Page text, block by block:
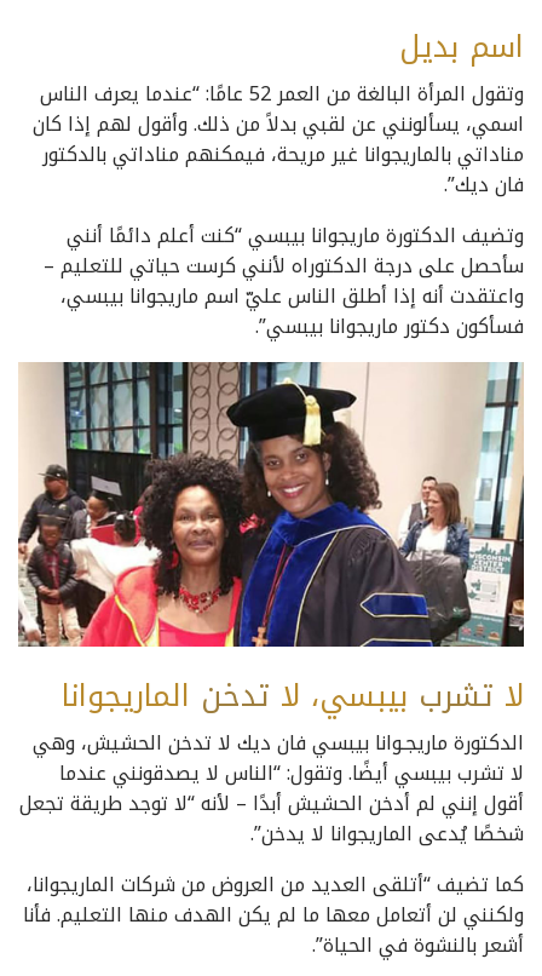
اسم بديل
وتقول المرأة البالغة من العمر 52 عامًا: “عندما يعرف الناس
اسمي، يسألونني عن لقبي بدلاً من ذلك. وأقول لهم إذا كان
مناداتي بالماريجوانا غير مريحة، فيمكنهم مناداتي بالدكتور
فان ديك”.
وتضيف الدكتورة ماريجوانا بيبسي “كنت أعلم دائمًا أنني
سأحصل على درجة الدكتوراه لأنني كرست حياتي للتعليم –
واعتقدت أنه إذا أطلق الناس عليّ اسم ماريجوانا بيبسي،
فسأكون دكتور ماريجوانا بيبسي”.
لا تشرب بيبسي، لا تدخن الماريجوانا
الدكتورة ماريجـوانا بيبسي فان ديك لا تدخن الحشيش، وهي
لا تشرب بيبسي أيضًا. وتقول: “الناس لا يصدقونني عندما
أقول إنني لم أدخن الحشيش أبدًا – لأنه “لا توجد طريقة تجعل
شخصًا يُدعى الماريجوانا لا يدخن”.
كما تضيف “أتلقى العديد من العروض من شركات الماريجوانا،
ولكنني لن أتعامل معها ما لم يكن الهدف منها التعليم. فأنا
أشعر بالنشوة في الحياة”.